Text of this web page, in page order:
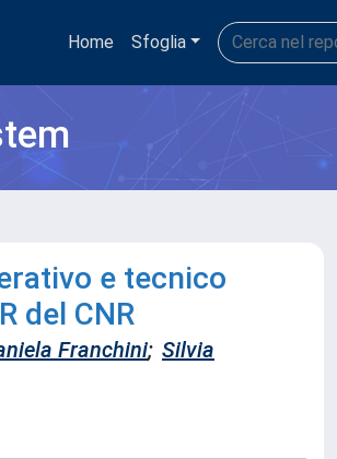
Home Sfoglia
e tecnico
del CNR
Franchini; Silvia